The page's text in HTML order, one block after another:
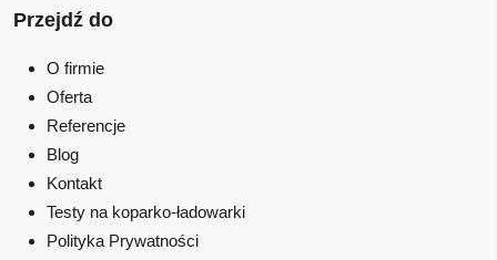
Przejdź do
O firmie
Oferta
Referencje
Blog
Kontakt
Testy na koparko-ładowarki
Polityka Prywatności